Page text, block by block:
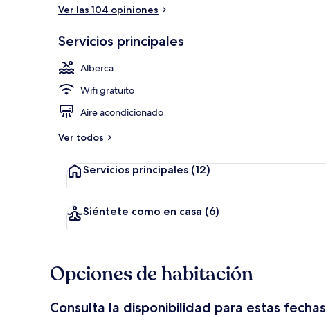
Ver las 104 opiniones
Servicios principales
Alberca
Wifi gratuito
Aire acondicionado
Ver todos
Servicios principales (12)
Siéntete como en casa (6)
Opciones de habitación
Consulta la disponibilidad para estas fechas